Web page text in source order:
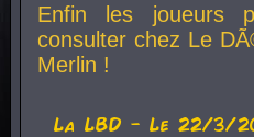
Enfin les joueurs
consulter chez Le
Merlin !
La LBD - Le 22/3/